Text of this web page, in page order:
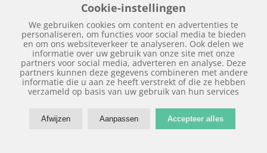
Cookie-instellingen
We gebruiken cookies om content en advertenties te
personaliseren, om functies voor social media te bieden
en om ons websiteverkeer te analyseren. Ook delen we
informatie over uw gebruik van onze site met onze
partners voor social media, adverteren en analyse. Deze
partners kunnen deze gegevens combineren met andere
informatie die u aan ze heeft verstrekt of die ze hebben
verzameld op basis van uw gebruik van hun services
Afwijzen Aanpassen Accepteer alles